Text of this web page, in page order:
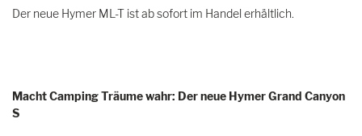
Der neue Hymer ML-T ist ab sofort im Handel erhältlich.
Macht Camping Träume wahr: Der neue Hymer Grand Canyon
S